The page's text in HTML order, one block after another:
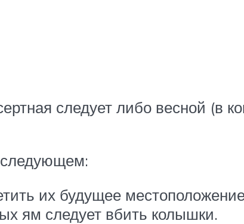
следует либо весной (в
их будущее
ям следует вбить колышки.